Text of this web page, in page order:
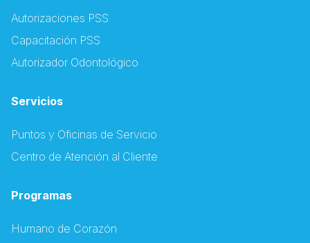
Autorizaciones PSS
Capacitación PSS
Autorizador Odontológico
Servicios
Puntos y Oficinas de Servicio
Centro de Atención al Cliente
Programas
Humano de Corazón